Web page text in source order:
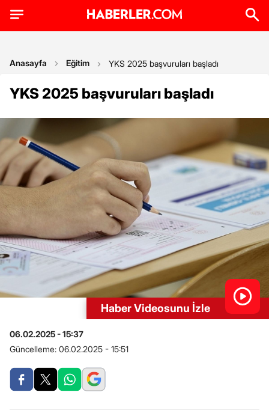
Anasayfa Eğitim YKS 2025 başvuruları başladı
YKS 2025 başvuruları başladı
Haber Videosunu İzle
06.02.2025 - 15:37
Güncelleme: 06.02.2025 - 15:51